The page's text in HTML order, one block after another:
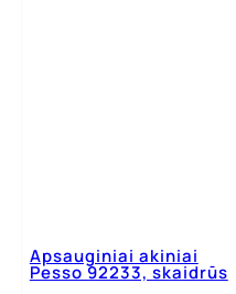
Apsauginiai akiniai
Pesso 92233, skaidrūs